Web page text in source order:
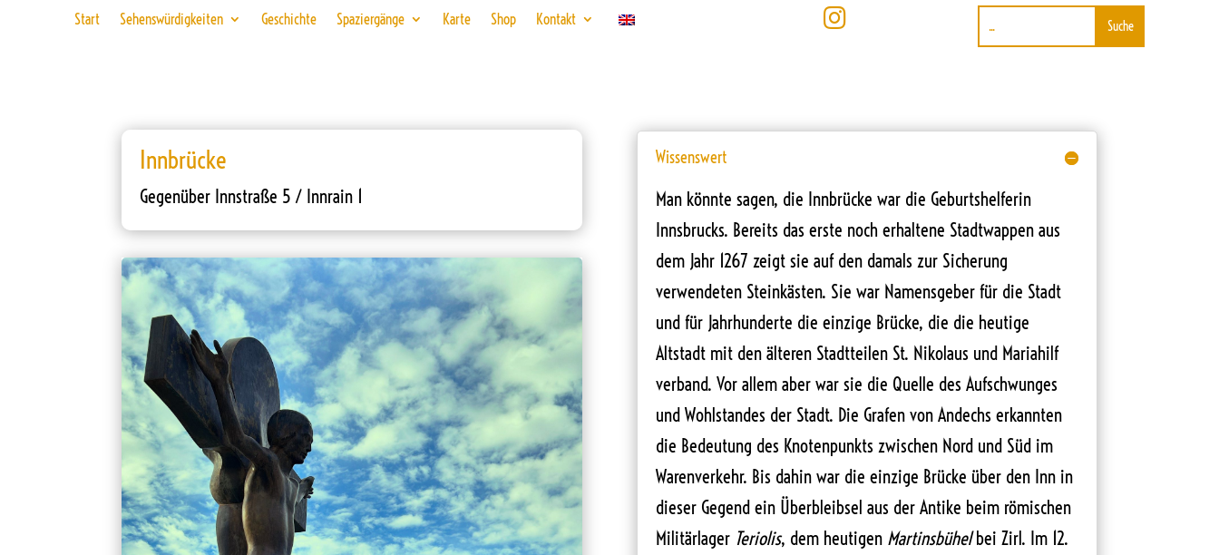
Start Sehenswürdigkeiten Geschichte Spaziergänge Karte Shop Kontakt 
Innbrücke
Gegenüber Innstraße 5 / Innrain 1
Wissenswert
Man könnte sagen, die Innbrücke war die Geburtshelferin
Innsbrucks. Bereits das erste noch erhaltene Stadtwappen aus
dem Jahr 1267 zeigt sie auf den damals zur Sicherung
verwendeten Steinkästen. Sie war Namensgeber für die Stadt
und für Jahrhunderte die einzige Brücke, die die heutige
Altstadt mit den älteren Stadtteilen St. Nikolaus und Mariahilf
verband. Vor allem aber war sie die Quelle des Aufschwunges
und Wohlstandes der Stadt. Die Grafen von Andechs erkannten
die Bedeutung des Knotenpunkts zwischen Nord und Süd im
Warenverkehr. Bis dahin war die einzige Brücke über den Inn in
dieser Gegend ein Überbleibsel aus der Antike beim römischen
Militärlager Teriolis, dem heutigen Martinsbühelbei Zirl. Im 12.